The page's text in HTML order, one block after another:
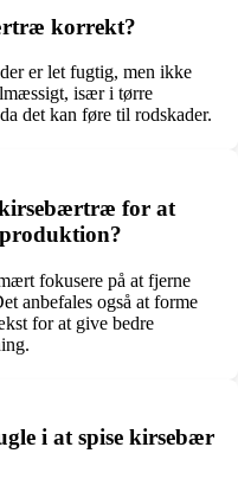
korrekt?
er let fugtig, men ikke
især i tørre
det kan føre til rodskader.
for at
fokusere på at fjerne
anbefales også at forme
for at give bedre
i at spise kirsebær